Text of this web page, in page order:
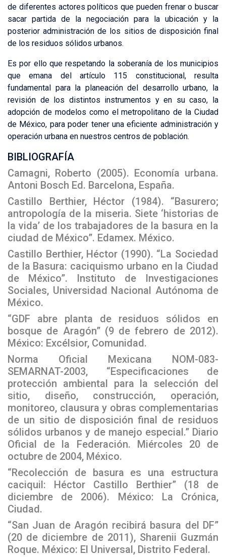
de diferentes actores políticos que pueden frenar o buscar
sacar partida de la negociación para la ubicación y la
posterior administración de los sitios de disposición final
de los residuos sólidos urbanos.
Es por ello que respetando la soberanía de los municipios
que emana del artículo 115 constitucional, resulta
fundamental para la planeación del desarrollo urbano, la
revisión de los distintos instrumentos y en su caso, la
adopción de modelos como el metropolitano de la Ciudad
de México, para poder tener una eficiente administración y
operación urbana en nuestros centros de población.
BIBLIOGRAFÍA
Camagni, Roberto (2005). Economía urbana.
Antoni Bosch Ed. Barcelona, España.
Castillo Berthier, Héctor (1984). “Basurero;
antropología de la miseria. Siete ‘historias de
la vida’ de los trabajadores de la basura en la
ciudad de México”. Edamex. México.
Castillo Berthier, Héctor (1990). “La Sociedad
de la Basura: caciquismo urbano en la Ciudad
de México”. Instituto de Investigaciones
Sociales, Universidad Nacional Autónoma de
México.
“GDF abre planta de residuos sólidos en
bosque de Aragón” (9 de febrero de 2012).
México: Excélsior, Comunidad.
Norma Oficial Mexicana NOM-083-
SEMARNAT-2003, “Especificaciones de
protección ambiental para la selección del
sitio, diseño, construcción, operación,
monitoreo, clausura y obras complementarias
de un sitio de disposición final de residuos
sólidos urbanos y de manejo especial.” Diario
Oficial de la Federación. Miércoles 20 de
octubre de 2004, México.
“Recolección de basura es una estructura
caciquil: Héctor Castillo Berthier” (18 de
diciembre de 2006). México: La Crónica,
Ciudad.
“San Juan de Aragón recibirá basura del DF”
(20 de diciembre de 2011), Sharenii Guzmán
Roque. México: El Universal, Distrito Federal.